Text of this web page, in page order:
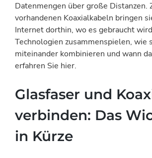
Datenmengen über große Distanzen.
vorhandenen Koaxialkabeln bringen
Internet dorthin, wo es gebraucht
Technologien zusammenspielen, wie
miteinander kombinieren und wann
erfahren Sie hier.
Glasfaser und
verbinden: Das
in Kürze